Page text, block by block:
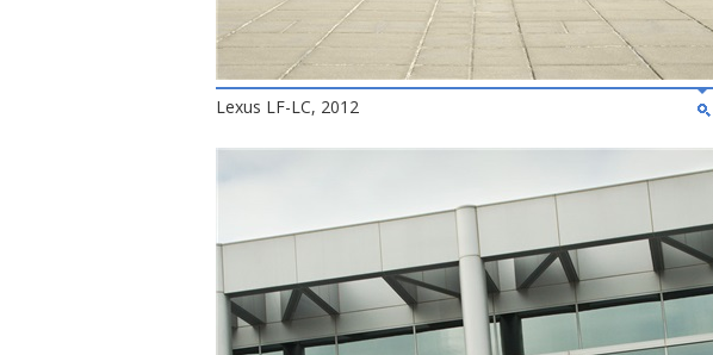
Lexus LF-LC, 2012